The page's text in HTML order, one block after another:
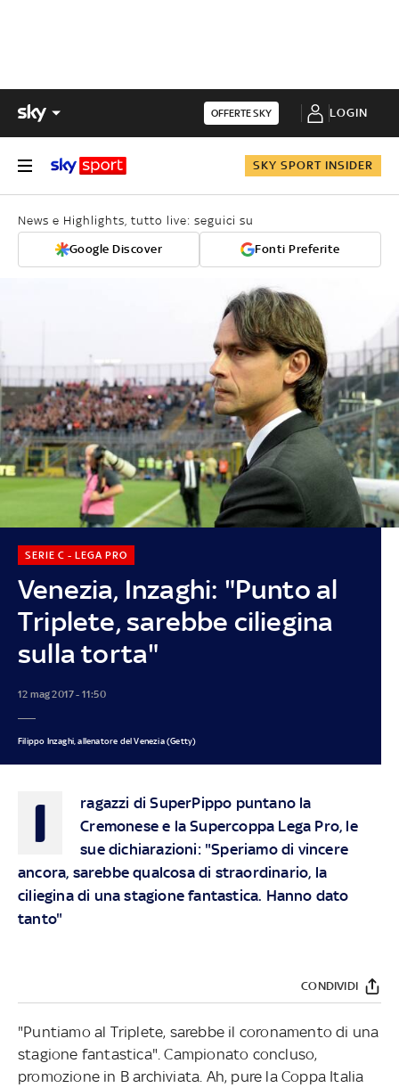
OFFERTE SKY LOGIN
SKY SPORT INSIDER
News e Highlights, tutto live: seguici su
Google Discover Fonti Preferite
Venezia, Inzaghi: "Punto al
Triplete, sarebbe ciliegina
sulla torta"
SERIE C - LEGA PRO
12 mag 2017 - 11:50
Filippo Inzaghi, allenatore del Venezia (Getty)
I
ragazzi di SuperPippo puntano la
Cremonese e la Supercoppa Lega Pro, le
sue dichiarazioni: "Speriamo di vincere
ancora, sarebbe qualcosa di straordinario, la
ciliegina di una stagione fantastica. Hanno dato
tanto"
CONDIVIDI
"Puntiamo al Triplete, sarebbe il coronamento di una
stagione fantastica". Campionato concluso,
promozione in B archiviata. Ah, pure la Coppa Italia